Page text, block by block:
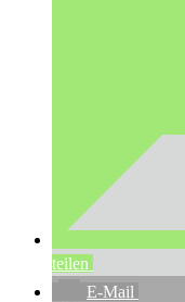
teilen
E-Mail